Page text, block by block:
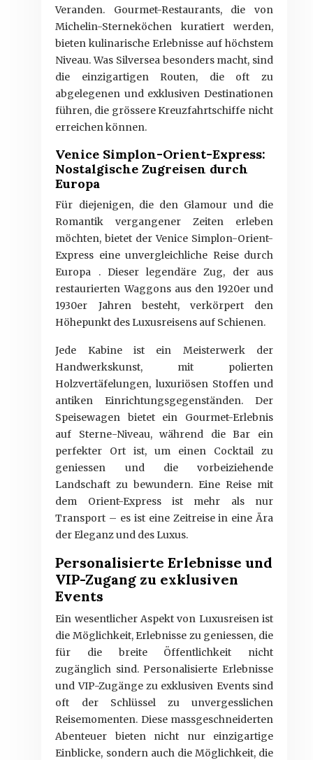
Veranden. Gourmet-Restaurants, die von
Michelin-Sterneköchen kuratiert werden,
bieten kulinarische Erlebnisse auf höchstem
Niveau. Was Silversea besonders macht, sind
die einzigartigen Routen, die oft zu
abgelegenen und exklusiven Destinationen
führen, die grössere Kreuzfahrtschiffe nicht
erreichen können.
Venice Simplon-Orient-Express:
Nostalgische Zugreisen durch
Europa
Für diejenigen, die den Glamour und die
Romantik vergangener Zeiten erleben
möchten, bietet der Venice Simplon-Orient-
Express eine unvergleichliche Reise durch
Europa . Dieser legendäre Zug, der aus
restaurierten Waggons aus den 1920er und
1930er Jahren besteht, verkörpert den
Höhepunkt des Luxusreisens auf Schienen.
Jede Kabine ist ein Meisterwerk der
Handwerkskunst, mit polierten
Holzvertäfelungen, luxuriösen Stoffen und
antiken Einrichtungsgegenständen. Der
Speisewagen bietet ein Gourmet-Erlebnis
auf Sterne-Niveau, während die Bar ein
perfekter Ort ist, um einen Cocktail zu
geniessen und die vorbeiziehende
Landschaft zu bewundern. Eine Reise mit
dem Orient-Express ist mehr als nur
Transport – es ist eine Zeitreise in eine Ära
der Eleganz und des Luxus.
Personalisierte Erlebnisse und
VIP-Zugang zu exklusiven
Events
Ein wesentlicher Aspekt von Luxusreisen ist
die Möglichkeit, Erlebnisse zu geniessen, die
für die breite Öffentlichkeit nicht
zugänglich sind. Personalisierte Erlebnisse
und VIP-Zugänge zu exklusiven Events sind
oft der Schlüssel zu unvergesslichen
Reisemomenten. Diese massgeschneiderten
Abenteuer bieten nicht nur einzigartige
Einblicke, sondern auch die Möglichkeit, die